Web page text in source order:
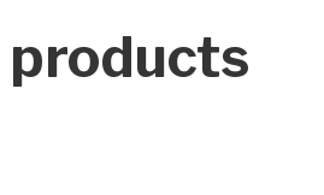
products